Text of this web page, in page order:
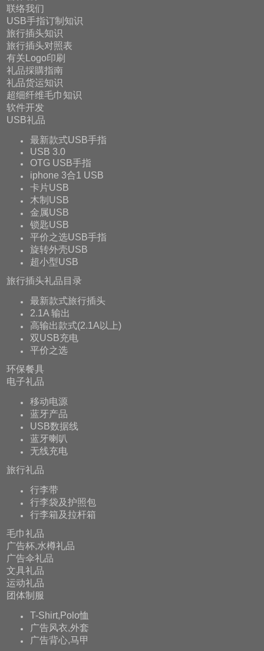
联络我们
USB手指订制知识
旅行插头知识
旅行插头对照表
有关Logo印刷
礼品採購指南
礼品货运知识
超细纤维毛巾知识
软件开发
USB礼品
最新款式USB手指
USB 3.0
OTG USB手指
iphone 3合1 USB
卡片USB
木制USB
金属USB
锁匙USB
平价之选USB手指
旋转外壳USB
超小型USB
旅行插头礼品目录
最新款式旅行插头
2.1A 输出
高输出款式(2.1A以上)
双USB充电
平价之选
环保餐具
电子礼品
移动电源
蓝牙产品
USB数据线
蓝牙喇叭
无线充电
旅行礼品
行李带
行李袋及护照包
行李箱及拉杆箱
毛巾礼品
广告杯,水樽礼品
广告伞礼品
文具礼品
运动礼品
团体制服
T-Shirt,Polo恤
广告风衣,外套
广告背心,马甲